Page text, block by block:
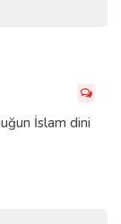
İslam dini